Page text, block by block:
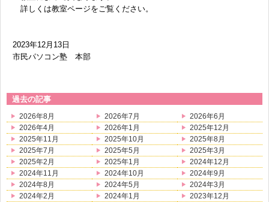
受付時間／9:00〜18:00 土日祝休み
詳しくは教室ページをご覧ください。
2023年12月13日
市民パソコン塾 本部
過去の記事
2026年8月 2026年7月
2026年6月
2026年4月
2026年1月
2025年12月
2025年11月
2025年10月
2025年8月
2025年7月
2025年5月
2025年3月
2025年2月
2025年1月
2024年12月
2024年11月
2024年10月
2024年9月
2024年8月
2024年5月
2024年3月
2024年2月
2024年1月
2023年12月